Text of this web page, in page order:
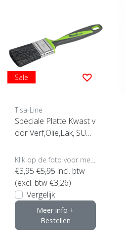
Sale
Tisa-Line
Speciale Platte Kwast v
oor Verf,Olie,Lak, SUPE
€3,95 €5,95 incl. btw
(excl. btw €3,26)
Vergelijk
Meer info +
Bestellen